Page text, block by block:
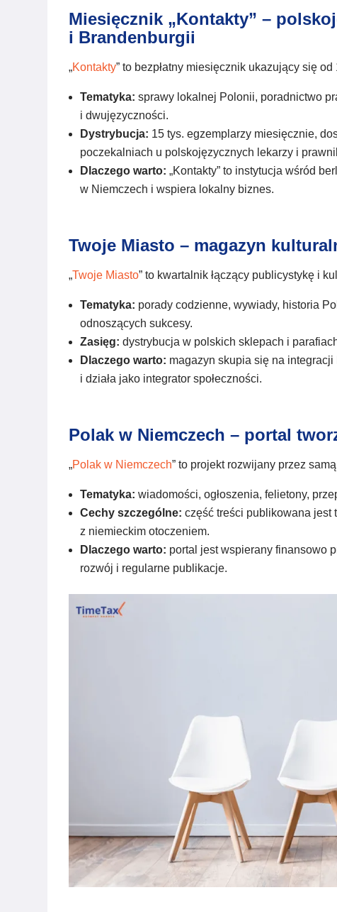
Miesięcznik „Kontakty” –
i Brandenburgii
„Kontakty” to bezpłatny miesięcznik ukazujący się od
Tematyka: sprawy lokalnej Polonii, poradnictwo
i dwujęzyczności.
Dystrybucja: 15 tys. egzemplarzy miesięcznie,
poczekalniach u polskojęzycznych lekarzy i
Dlaczego warto: „Kontakty” to instytucja wśród
w Niemczech i wspiera lokalny biznes.
Twoje Miasto – magazyn
„Twoje Miasto” to kwartalnik łączący publicystykę i
Tematyka: porady codzienne, wywiady, historia
odnoszących sukcesy.
Zasięg: dystrybucja w polskich sklepach i
Dlaczego warto: magazyn skupia się na
i działa jako integrator społeczności.
Polak w Niemczech – portal
„Polak w Niemczech” to projekt rozwijany przez
Tematyka: wiadomości, ogłoszenia, felietony,
Cechy szczególne: część treści publikowana jest
z niemieckim otoczeniem.
Dlaczego warto: portal jest wspierany finansowo
rozwój i regularne publikacje.